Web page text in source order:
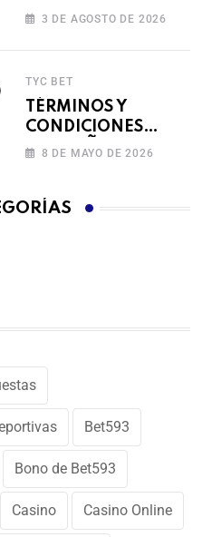
FERIADO DE
BET593
3 DE AGOSTO DE 2026
TYC BET
TÉRMINOS Y
CONDICIONES
CAMPAÑA
8 DE MAYO DE 2026
Bet593
Bono de Bet593
Casino Casino Online